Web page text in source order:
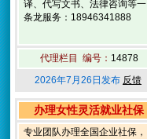
译、代写文书、法律咨询等一
条龙服务：18946341888
代理栏目 编号： 14878
2026年7月26日发布 反馈
办理女性灵活就业社保
专业团队办理全国企业社保，